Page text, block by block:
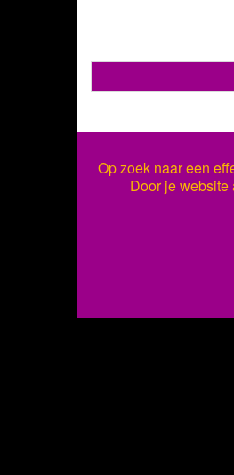
Op zoek naar een
Door je website